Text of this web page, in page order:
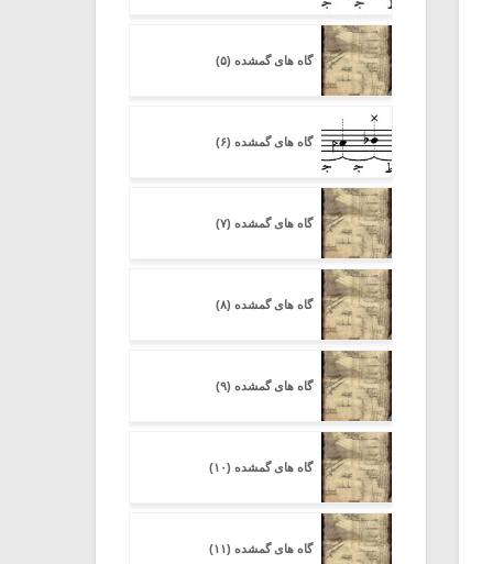
گاه های گمشده (۵)
گاه های گمشده (۶)
گاه های گمشده (۷)
گاه های گمشده (۸)
گاه های گمشده (۹)
گاه های گمشده (۱۰)
گاه های گمشده (۱۱)